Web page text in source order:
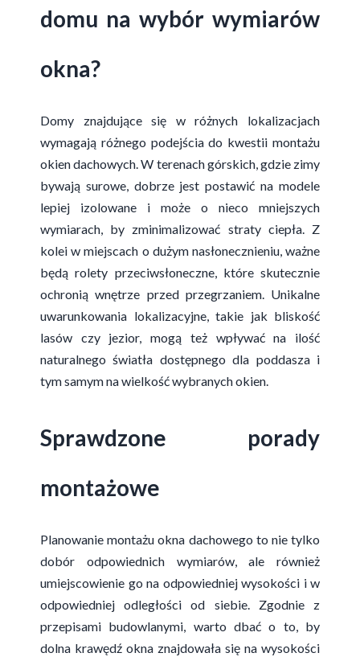
domu na wybór wymiarów
okna?
Domy znajdujące się w różnych lokalizacjach
wymagają różnego podejścia do kwestii montażu
okien dachowych. W terenach górskich, gdzie zimy
bywają surowe, dobrze jest postawić na modele
lepiej izolowane i może o nieco mniejszych
wymiarach, by zminimalizować straty ciepła. Z
kolei w miejscach o dużym nasłonecznieniu, ważne
będą rolety przeciwsłoneczne, które skutecznie
ochronią wnętrze przed przegrzaniem. Unikalne
uwarunkowania lokalizacyjne, takie jak bliskość
lasów czy jezior, mogą też wpływać na ilość
naturalnego światła dostępnego dla poddasza i
tym samym na wielkość wybranych okien.
Sprawdzone porady
montażowe
Planowanie montażu okna dachowego to nie tylko
dobór odpowiednich wymiarów, ale również
umiejscowienie go na odpowiedniej wysokości i w
odpowiedniej odległości od siebie. Zgodnie z
przepisami budowlanymi, warto dbać o to, by
dolna krawędź okna znajdowała się na wysokości